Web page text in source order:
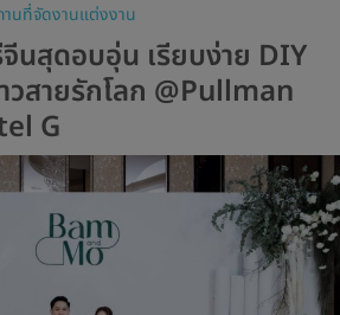
นที่จัดงานแต่งงาน
นสุดอบอุ่น เรียบง่าย DIY
วสายรักโลก @Pullman
G